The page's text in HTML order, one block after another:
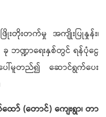
တိုးတက်မှု အကျိုးပြုနှုန်း၊
ဘဏ္ဍာရေးနှစ်တွင် ရန်ပုံငွေ
ပေါ်မူတည်၍ ဆောင်ရွက်ပေး
ော် (တောင်) ကျေးရွာ၊ တာ